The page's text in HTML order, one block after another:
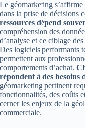
Le géomarketing
dans la prise de décisions
ressources dépend
compréhension des
d’analyse et de ciblage des
Des logiciels performants
permettent aux
comportements d’achat.
répondent à des besoins
géomarketing pertinent
fonctionnalités, des coûts
cerner les enjeux de la
commerciale.